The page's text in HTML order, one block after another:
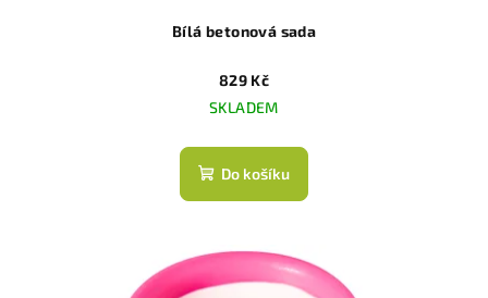
Bílá betonová sada
829 Kč
SKLADEM
Do košíku